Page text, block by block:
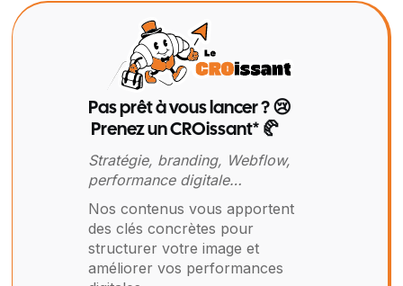
Pas prêt à vous lancer ? 😢
Prenez un CROissant* 🥐
Stratégie, branding, Webflow,
performance digitale…
Nos contenus vous apportent
des clés concrètes pour
structurer votre image et
améliorer vos performances